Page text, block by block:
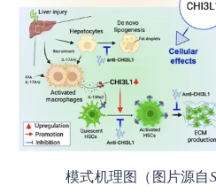
模式机理图（图片源自